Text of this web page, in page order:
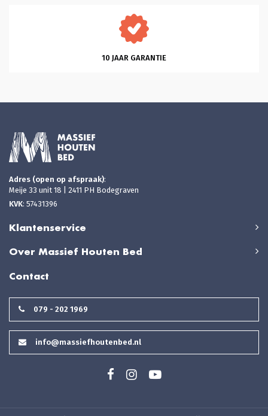
10 JAAR GARANTIE
Adres (open op afspraak):
Meije 33 unit 18 | 2411 PH Bodegraven
KVK: 57431396
Klantenservice
Over Massief Houten Bed
Contact
079 - 202 1969
info@massiefhoutenbed.nl